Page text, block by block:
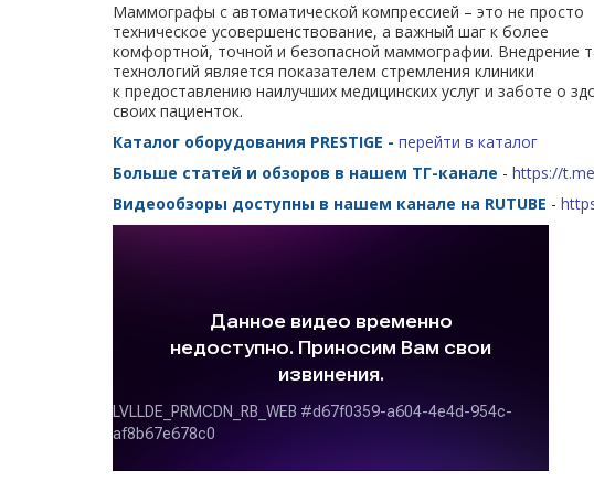
Маммографы с автоматической компрессией – это не просто
техническое усовершенствование, а важный шаг к более
комфортной, точной и безопасной маммографии. Внедрение
технологий является показателем стремления клиники
к предоставлению наилучших медицинских услуг и заботе о
своих пациенток.
Каталог оборудования PRESTIGE - перейти в каталог
Больше статей и обзоров в нашем ТГ-канале - https://
Видеообзоры доступны в нашем канале на RUTUBE -